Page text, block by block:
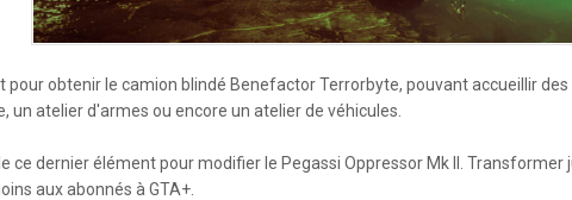
obtenir le camion blindé Benefactor Terrorbyte, pouvant accueillir
un atelier d'armes ou encore un atelier de véhicules.
ce dernier élément pour modifier le Pegassi Oppressor Mk II.
aux abonnés à GTA+.